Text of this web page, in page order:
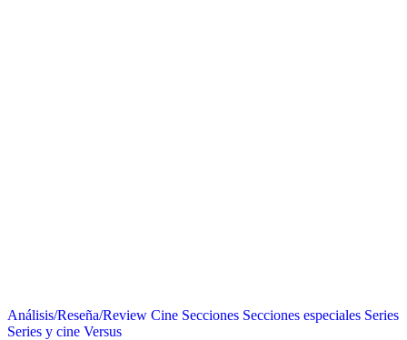
Análisis/Reseña/Review Cine Secciones Secciones especiales Series
Series y cine Versus